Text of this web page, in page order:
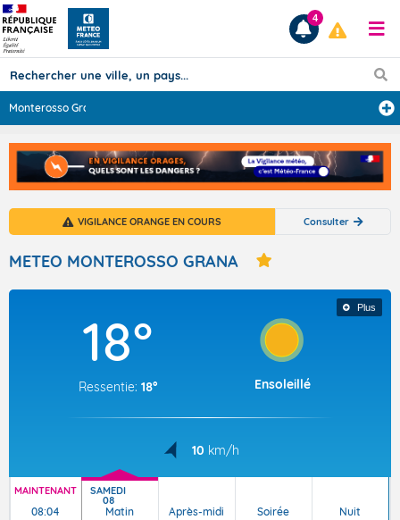
Prévisions
TOUS LES RÉSULTATS
Articles
4
Monterosso Gran
VIGILANCE ORANGE EN COURS Consulter
METEO MONTEROSSO GRANA
Plus
18°
Ressentie: 18° Ensoleillé
10 km/h
MAINTENANT
08:04
SAMEDI
08
Matin Après-midi Soirée Nuit